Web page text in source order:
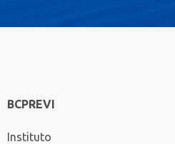
BCPREVI
Instituto